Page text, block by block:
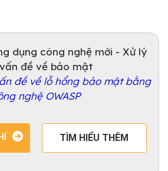
dụng công nghệ mới - Xử lý
đề về bảo mật
đề về lỗ hổng bảo mật bằng
nghệ OWASP
TÌM HIỂU THÊM